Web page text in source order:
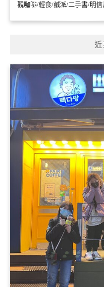
觀咖啡/輕食/鹹派/二手書/明
近